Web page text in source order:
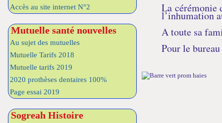
Accès au site internet N°2
Mutuelle santé nouvelles
Au sujet des mutuelles
Mutuelle Tarifs 2018
Mutuelle tarifs 2019
2020 prothèses dentaires 100%
Page essai 2019
Sogreah Histoire
La cérémonie
l’inhumation
A toute sa
Pour le